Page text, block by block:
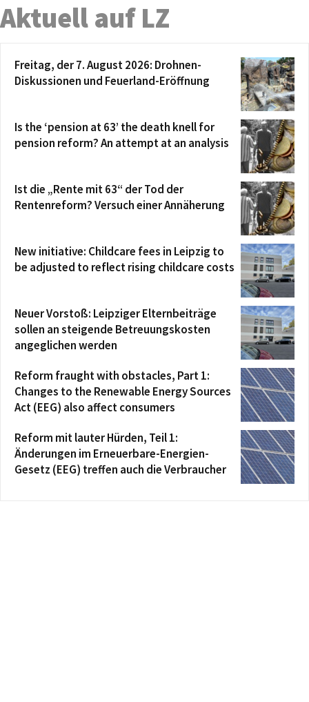
Aktuell auf LZ
Freitag, der 7. August 2026: Drohnen-
Diskussionen und Feuerland-Eröffnung
Is the ‘pension at 63’ the death knell for
pension reform? An attempt at an analysis
Ist die „Rente mit 63“ der Tod der
Rentenreform? Versuch einer Annäherung
New initiative: Childcare fees in Leipzig to
be adjusted to reflect rising childcare costs
Neuer Vorstoß: Leipziger Elternbeiträge
sollen an steigende Betreuungskosten
angeglichen werden
Reform fraught with obstacles, Part 1:
Changes to the Renewable Energy Sources
Act (EEG) also affect consumers
Reform mit lauter Hürden, Teil 1:
Änderungen im Erneuerbare-Energien-
Gesetz (EEG) treffen auch die Verbraucher